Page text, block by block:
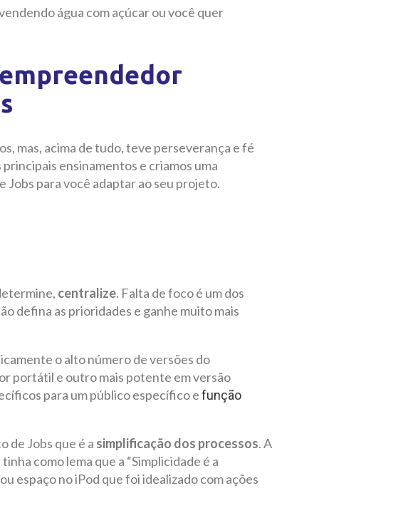
água com açúcar ou você quer
mas, acima de tudo, teve perseverança e fé
ensinamentos e criamos uma
Jobs para você adaptar ao seu projeto.
centralize. Falta de foco é um dos
defina as prioridades e ganhe muito mais
o alto número de versões do
portátil e outro mais potente em versão
para um público específico efunção
de Jobs que é a simplificação dos processos. A
como lema que a “Simplicidade é a
espaço no iPod que foi idealizado com ações